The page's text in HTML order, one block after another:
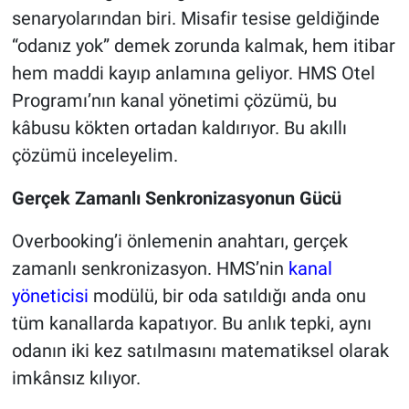
senaryolarından biri. Misafir tesise geldiğinde
“odanız yok” demek zorunda kalmak, hem itibar
hem maddi kayıp anlamına geliyor. HMS Otel
Programı’nın kanal yönetimi çözümü, bu
kâbusu kökten ortadan kaldırıyor. Bu akıllı
çözümü inceleyelim.
Gerçek Zamanlı Senkronizasyonun Gücü
Overbooking’i önlemenin anahtarı, gerçek
zamanlı senkronizasyon. HMS’nin kanal
yöneticisi modülü, bir oda satıldığı anda onu
tüm kanallarda kapatıyor. Bu anlık tepki, aynı
odanın iki kez satılmasını matematiksel olarak
imkânsız kılıyor.
Yerel
Magazin
Bilim ve Teknoloji